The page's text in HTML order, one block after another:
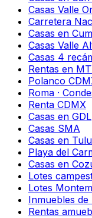
Casas Valle
Carretera
Casas en
Casas Valle
Casas 4
Rentas en
Polanco
Roma ·
Renta CDMX
Casas en GDL
Casas SMA
Casas en
Playa del
Casas en
Lotes
Lotes
Inmuebles de
Rentas